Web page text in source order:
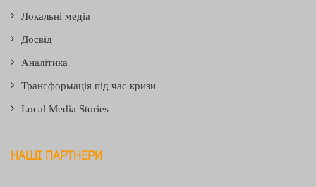
Локальні медіа
Досвід
Аналітика
Трансформація під час кризи
Local Media Stories
НАШІ ПАРТНЕРИ